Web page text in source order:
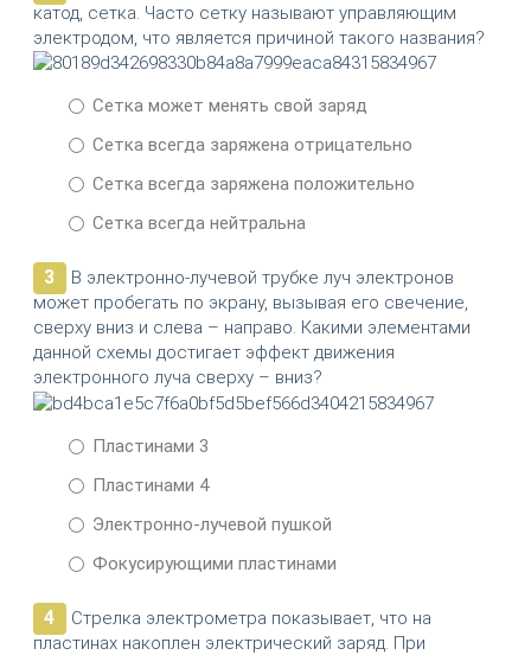
катод, сетка. Часто сетку называют управляющим
электродом, что является причиной такого названия?
Сетка может менять свой заряд
Сетка всегда заряжена отрицательно
Сетка всегда заряжена положительно
Сетка всегда нейтральна
3
В электронно-лучевой трубке луч электронов
может пробегать по экрану, вызывая его свечение,
сверху вниз и слева – направо. Какими элементами
данной схемы достигает эффект движения
электронного луча сверху – вниз?
Пластинами 3
Пластинами 4
Электронно-лучевой пушкой
Фокусирующими пластинами
4
Стрелка электрометра показывает, что на
пластинах накоплен электрический заряд. При